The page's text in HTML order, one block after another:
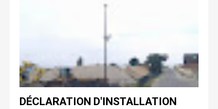
DÉCLARATION D'INSTALLATION